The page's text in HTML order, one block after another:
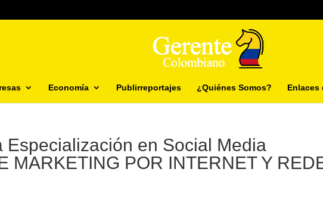
Economía Publirreportajes ¿Quiénes Somos? Enlaces
Especialización en Social Media
MARKETING POR INTERNET Y